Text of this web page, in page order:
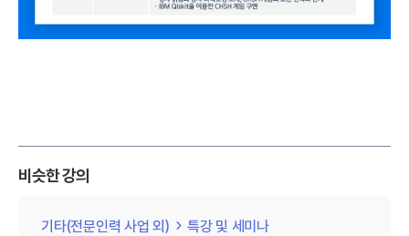
비슷한 강의
기타(전문인력 사업 외) 특강 및 세미나